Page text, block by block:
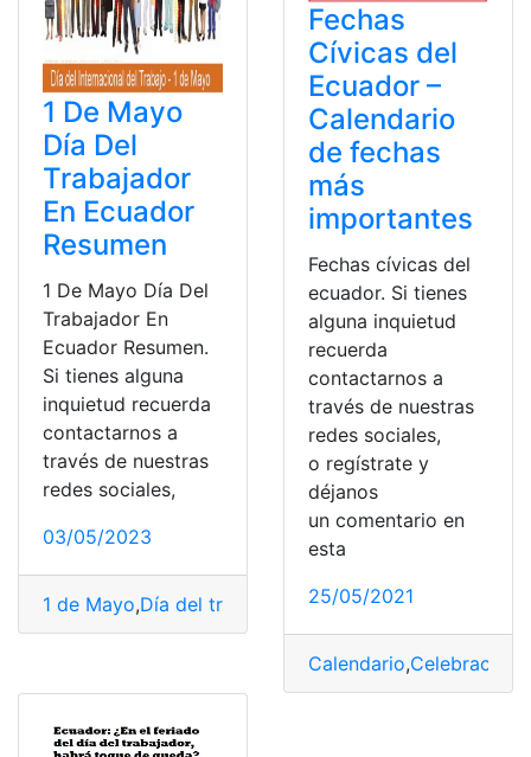
1 De Mayo
Día Del
Trabajador
En Ecuador
Resumen
1 De Mayo Día Del
Trabajador En
Ecuador Resumen.
Si tienes alguna
inquietud recuerda
contactarnos a
través de nuestras
redes sociales,
03/05/2023
1 de Mayo,Día del trabajador Ecuador,Mayo
Fechas
Cívicas del
Ecuador –
Calendario
de fechas
más
importantes
Fechas cívicas del
ecuador. Si tienes
alguna inquietud
recuerda
contactarnos a
través de nuestras
redes sociales,
o regístrate y
déjanos
un comentario en
esta
25/05/2021
Calendario,Celebración